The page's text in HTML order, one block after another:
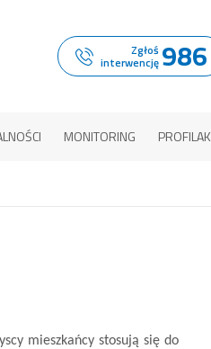
Zgłoś
interwencję 986
MONITORING
mieszkańcy stosują się do